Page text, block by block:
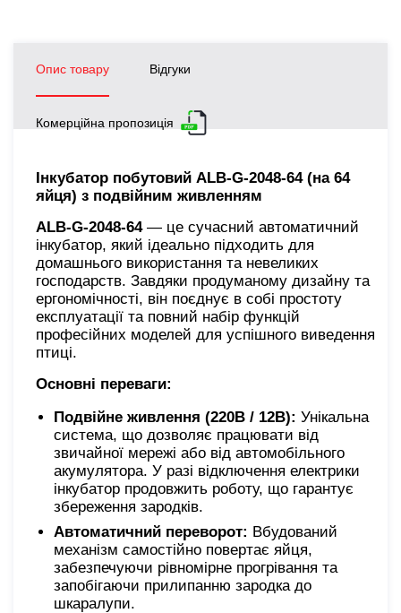
Опис товару Відгуки
Комерційна пропозиція
Інкубатор побутовий ALB-G-2048-64 (на 64
яйця) з подвійним живленням
ALB-G-2048-64— це сучасний автоматичний
інкубатор, який ідеально підходить для
домашнього використання та невеликих
господарств. Завдяки продуманому дизайну та
ергономічності, він поєднує в собі простоту
експлуатації та повний набір функцій
професійних моделей для успішного виведення
птиці.
Основні переваги:
Подвійне живлення (220В / 12В): Унікальна
система, що дозволяє працювати від
звичайної мережі або від автомобільного
акумулятора. У разі відключення електрики
інкубатор продовжить роботу, що гарантує
збереження зародків.
Автоматичний переворот: Вбудований
механізм самостійно повертає яйця,
забезпечуючи рівномірне прогрівання та
запобігаючи прилипанню зародка до
шкаралупи.